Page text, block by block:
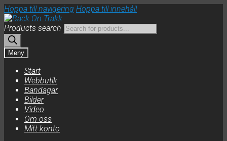
Hoppa till navigering Hoppa till innehåll
Products search
Meny
Start
Webbutik
Bandagar
Bilder
Video
Om oss
Mitt konto